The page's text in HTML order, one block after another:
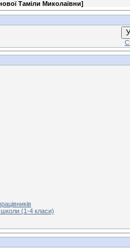
Таміли Миколаївни]
школи (1-4 класи)